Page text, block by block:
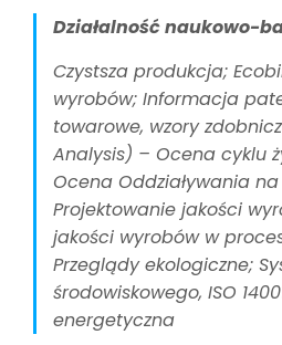
Działalność naukowo-
Czystsza produkcja;
wyrobów; Informacja
towarowe, wzory
Analysis) – Ocena cyklu
Ocena Oddziaływania
Projektowanie jakości
jakości wyrobów w
Przeglądy ekologiczne;
środowiskowego, ISO
energetyczna